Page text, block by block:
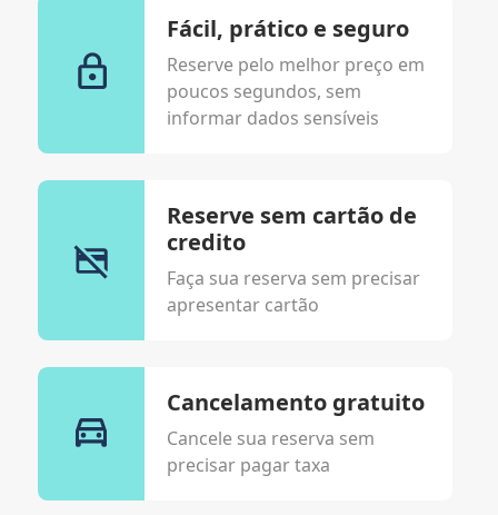
Fácil, prático e seguro
Reserve pelo melhor preço em
poucos segundos, sem
informar dados sensíveis
Reserve sem cartão de
credito
Faça sua reserva sem precisar
apresentar cartão
Cancelamento gratuito
Cancele sua reserva sem
precisar pagar taxa